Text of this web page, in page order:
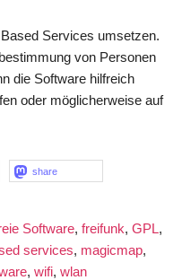
Services umsetzen.
von Personen
die Software hilfreich
oder möglicherweise auf
share
Software, freifunk, GPL,
services, magicmap,
, wifi, wlan